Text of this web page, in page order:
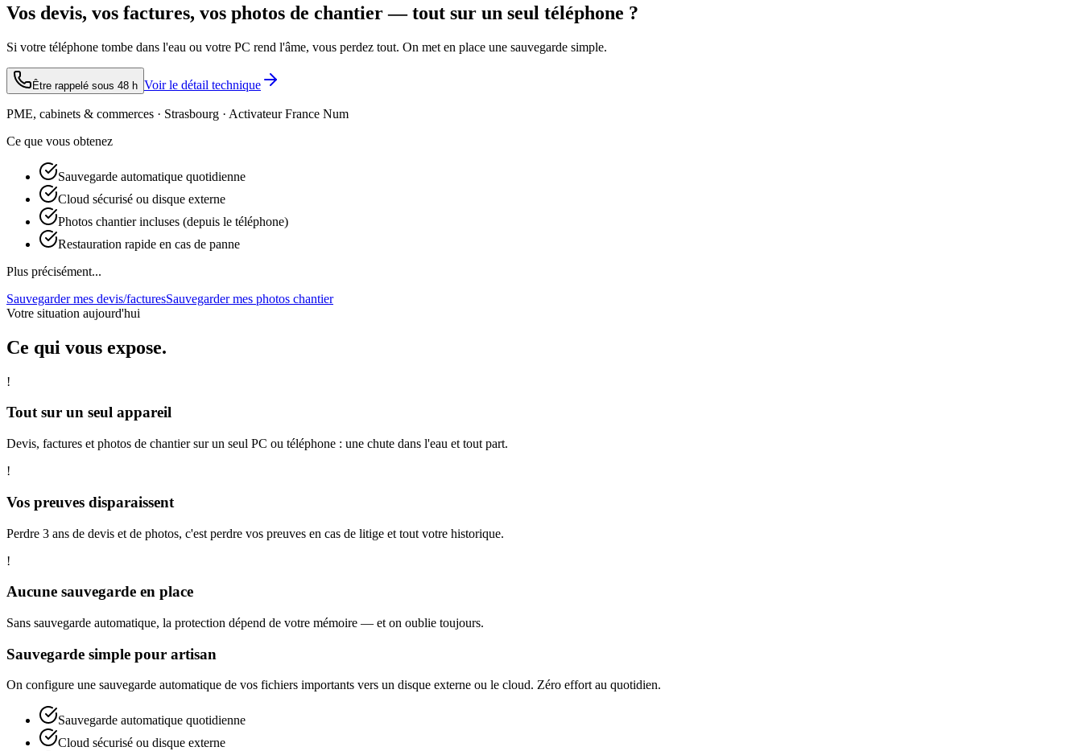
Vos devis, vos factures, vos photos de chantier — tout sur un seul téléphone ?
Si votre téléphone tombe dans l'eau ou votre PC rend l'âme, vous perdez tout. On met en place une sauvegarde simple.
Être rappelé sous 48 h Voir le détail technique
PME, cabinets & commerces · Strasbourg · Activateur France Num
Ce que vous obtenez
Sauvegarde automatique quotidienne
Cloud sécurisé ou disque externe
Photos chantier incluses (depuis le téléphone)
Restauration rapide en cas de panne
Plus précisément...
Sauvegarder mes devis/facturesSauvegarder mes photos chantier
Votre situation aujourd'hui
Ce qui vous expose.
!
Tout sur un seul appareil
Devis, factures et photos de chantier sur un seul PC ou téléphone : une chute dans l'eau et tout part.
!
Vos preuves disparaissent
Perdre 3 ans de devis et de photos, c'est perdre vos preuves en cas de litige et tout votre historique.
!
Aucune sauvegarde en place
Sans sauvegarde automatique, la protection dépend de votre mémoire — et on oublie toujours.
Sauvegarde simple pour artisan
On configure une sauvegarde automatique de vos fichiers importants vers un disque externe ou le cloud. Zéro effort au quotidien.
Sauvegarde automatique quotidienne
Cloud sécurisé ou disque externe